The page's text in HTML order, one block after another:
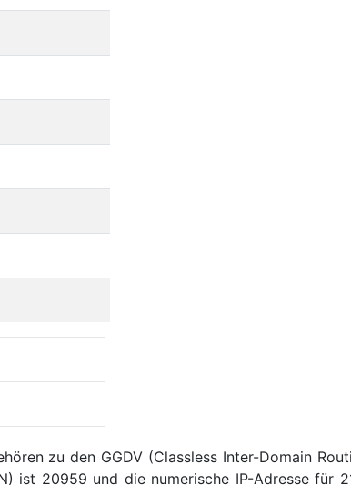
zu den GGDV (Classless Inter-Domain
ist 20959 und die numerische IP-Adresse für